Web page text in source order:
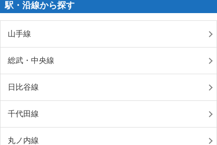
駅・沿線から探す
山手線
総武・中央線
日比谷線
千代田線
丸ノ内線